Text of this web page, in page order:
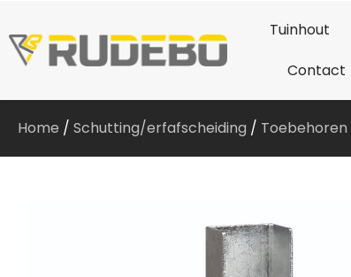
Tuinhout
Contact
Home / Schutting/erfafscheiding / Toebehoren